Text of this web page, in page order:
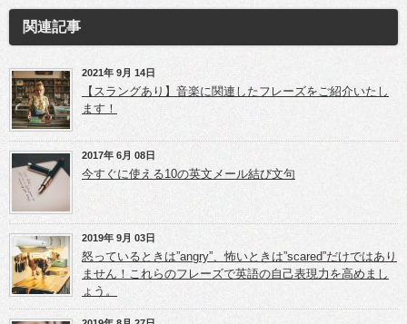
o
o
k
で
(新
し
い
ウ
ィ
ン
ド
ウ
で
開
き
ま
す)
て
T
w
i
e
r
で
共
有
(新
し
い
ィ
ウ
で
開
き
ま
す)
て
o
e
+
で
共
有
し
い
ウ
ィ
ン
開
き
す)
関連記事
2021年 9月 14日
【スラングあり】音楽に関連したフレーズをご紹介いたし
ます！
2017年 6月 08日
今すぐに使える10の英文メール結び文句
2019年 9月 03日
怒っているときは”angry”、怖いときは”scared”だけではあり
ません！これらのフレーズで英語の自己表現力を高めまし
ょう。